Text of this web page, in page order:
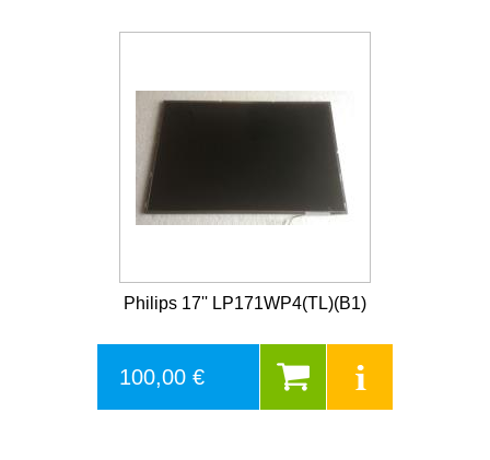
Philips 17'' LP171WP4(TL)(B1)
100,00 €